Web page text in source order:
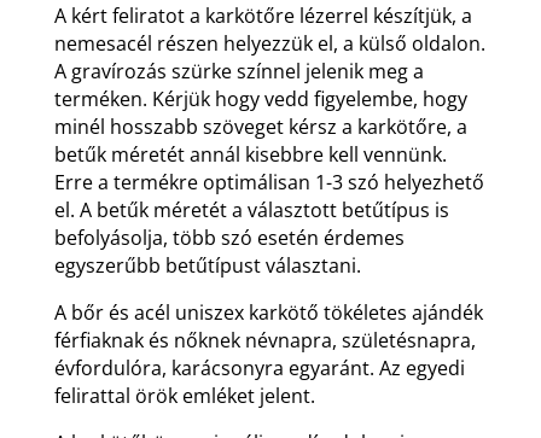
A kért feliratot a karkötőre lézerrel készítjük, a
nemesacél részen helyezzük el, a külső oldalon.
A gravírozás szürke színnel jelenik meg a
terméken. Kérjük hogy vedd figyelembe, hogy
minél hosszabb szöveget kérsz a karkötőre, a
betűk méretét annál kisebbre kell vennünk.
Erre a termékre optimálisan 1-3 szó helyezhető
el. A betűk méretét a választott betűtípus is
befolyásolja, több szó esetén érdemes
egyszerűbb betűtípust választani.
A bőr és acél uniszex karkötő tökéletes ajándék
férfiaknak és nőknek névnapra, születésnapra,
évfordulóra, karácsonyra egyaránt. Az egyedi
felirattal örök emléket jelent.